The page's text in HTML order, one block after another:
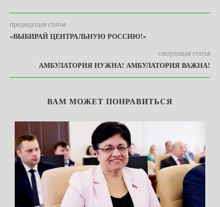
предыдущая статья
«ВЫБИРАЙ ЦЕНТРАЛЬНУЮ РОССИЮ!»
следующая статья
АМБУЛАТОРИЯ НУЖНА! АМБУЛАТОРИЯ ВАЖНА!
ВАМ МОЖЕТ ПОНРАВИТЬСЯ